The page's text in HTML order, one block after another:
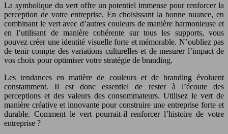
La symbolique du vert offre un potentiel immense pour renforcer la
perception de votre entreprise. En choisissant la bonne nuance, en
combinant le vert avec d’autres couleurs de manière harmonieuse et
en l’utilisant de manière cohérente sur tous les supports, vous
pouvez créer une identité visuelle forte et mémorable. N’oubliez pas
de tenir compte des variations culturelles et de mesurer l’impact de
vos choix pour optimiser votre stratégie de branding.
Les tendances en matière de couleurs et de branding évoluent
constamment. Il est donc essentiel de rester à l’écoute des
perceptions et des valeurs des consommateurs. Utilisez le vert de
manière créative et innovante pour construire une entreprise forte et
durable. Comment le vert pourrait-il renforcer l’histoire de votre
entreprise ?